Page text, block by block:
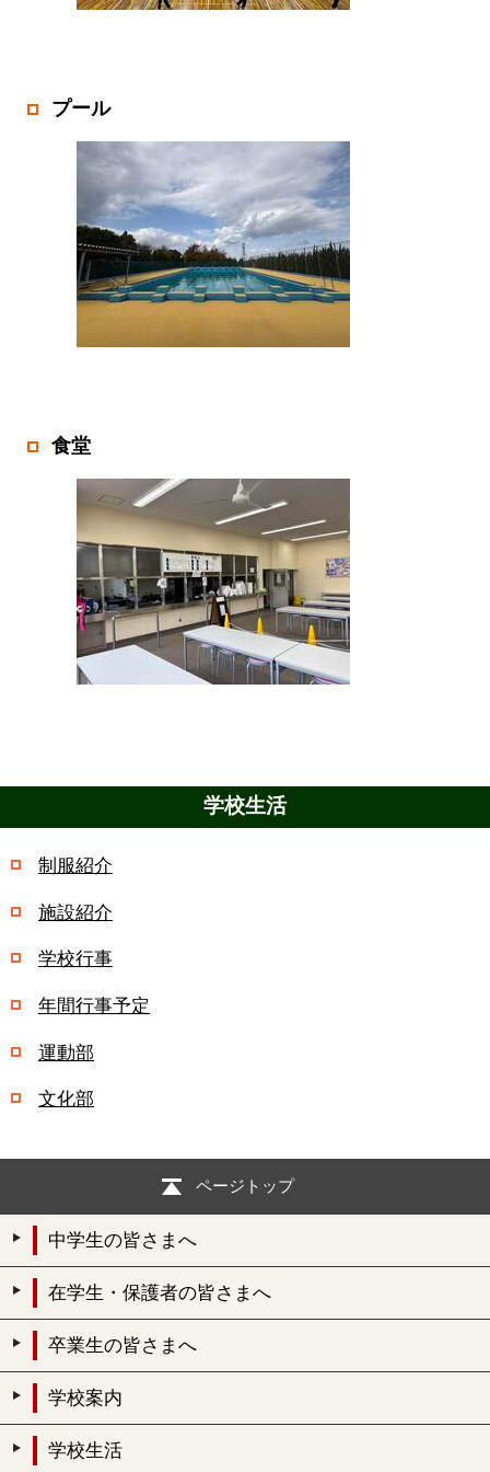
プール
食堂
学校生活
制服紹介
施設紹介
学校行事
年間行事予定
運動部
文化部
ページトップ
中学生の皆さまへ
在学生・保護者の皆さまへ
卒業生の皆さまへ
学校案内
学校生活